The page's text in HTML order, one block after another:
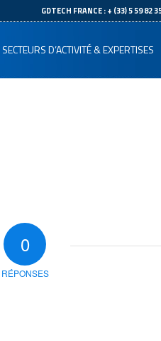
GDTECH FRANCE : + (33) 5 59 82
SECTEURS D’ACTIVITÉ & EXPERTISES
0
RÉPONSES